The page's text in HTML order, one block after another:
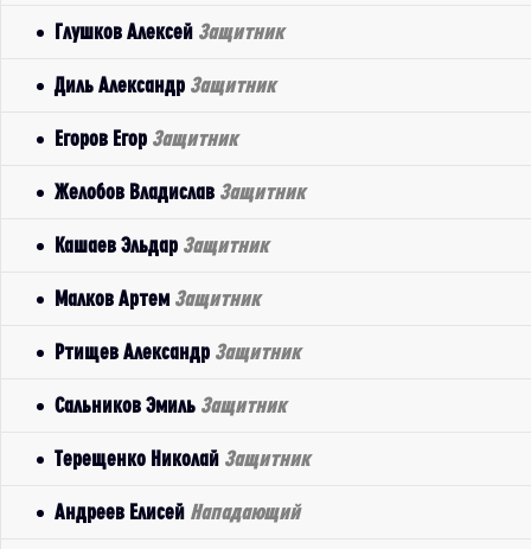
Глушков Алексей Защитник
Диль Александр Защитник
Егоров Егор Защитник
Желобов Владислав Защитник
Кашаев Эльдар Защитник
Малков Артем Защитник
Ртищев Александр Защитник
Сальников Эмиль Защитник
Терещенко Николай Защитник
Андреев Елисей Нападающий